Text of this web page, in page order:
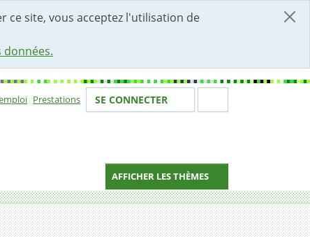
ce site, vous acceptez l'utilisation de
Prestations Votre identité
SE CONNECTER
AFFICHER LES THÈMES